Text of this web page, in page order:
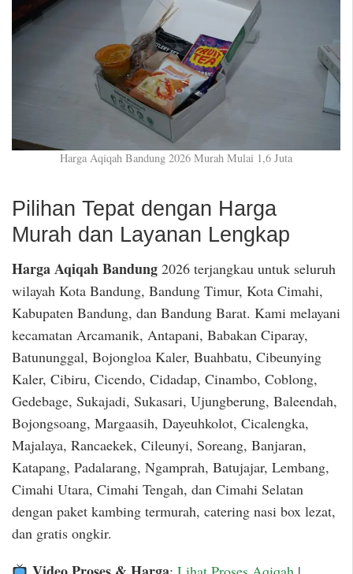
Harga Aqiqah Bandung 2026 Murah Mulai 1,6 Juta
Pilihan Tepat dengan Harga
Murah dan Layanan Lengkap
Harga Aqiqah Bandung 2026 terjangkau untuk seluruh
wilayah Kota Bandung, Bandung Timur, Kota Cimahi,
Kabupaten Bandung, dan Bandung Barat. Kami melayani
kecamatan Arcamanik, Antapani, Babakan Ciparay,
Batununggal, Bojongloa Kaler, Buahbatu, Cibeunying
Kaler, Cibiru, Cicendo, Cidadap, Cinambo, Coblong,
Gedebage, Sukajadi, Sukasari, Ujungberung, Baleendah,
Bojongsoang, Margaasih, Dayeuhkolot, Cicalengka,
Majalaya, Rancaekek, Cileunyi, Soreang, Banjaran,
Katapang, Padalarang, Ngamprah, Batujajar, Lembang,
Cimahi Utara, Cimahi Tengah, dan Cimahi Selatan
dengan paket kambing termurah, catering nasi box lezat,
dan gratis ongkir.